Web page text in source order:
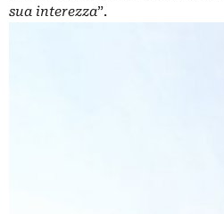
sua interezza”.